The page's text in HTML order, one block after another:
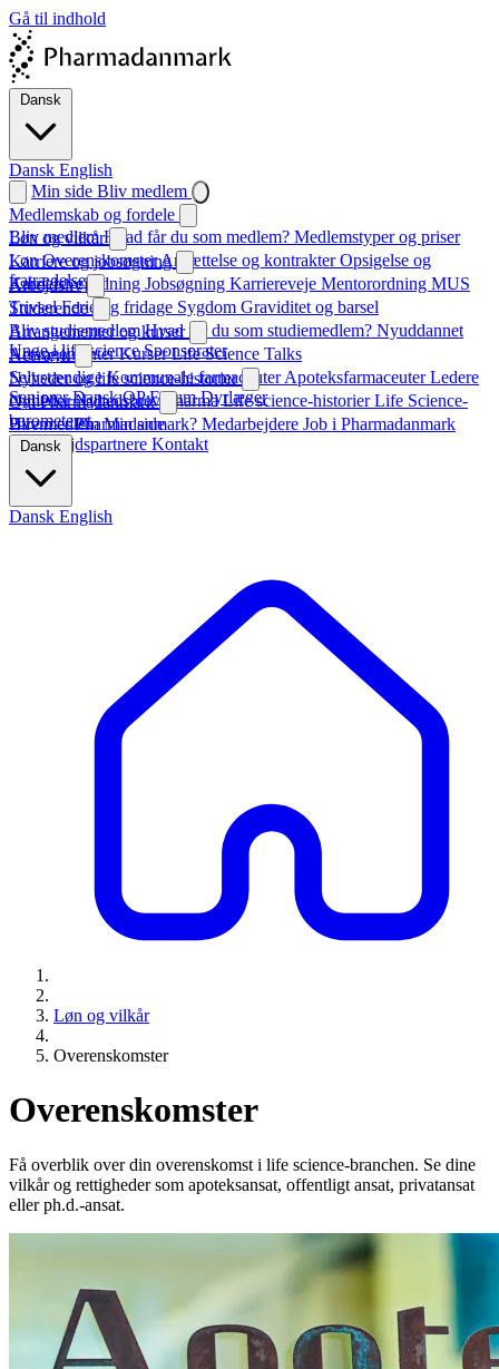
Gå til indhold
Dansk
Dansk English
Min side Bliv medlem
Medlemskab og fordele
Bliv medlemHvad får du som medlem? Medlemstyper og priser
Løn og vilkår
LønOverenskomsterAnsættelse og kontrakterOpsigelse og
fratrædelse
Karriere og jobsøgning
Karrierevejledning Jobsøgning Karriereveje Mentorordning MUS
Arbejdsliv
TrivselFerie og fridage Sygdom Graviditet og barsel
Studerende
Bliv studiemedlemHvad får du som studiemedlem? Nyuddannet
Unge i life scienceSponsorater
Arrangementer og kurser
ArrangementerKurserLife Science Talks
Netværk
SelvstændigeKommunale farmaceuterApoteksfarmaceuterLedere
SeniorerDansk QP ForumDyrlæger
Nyheder og life science-historier
NyhederNyhedsbrev PharmaLife science-historierLife Science-
barometeret
Om Pharmadanmark
Hvem er Pharmadanmark? Medarbejdere Job i Pharmadanmark
Samarbejdspartnere Kontakt
Bliv medlemMin side
Dansk
Dansk English
Løn og vilkår
Overenskomster
Overenskomster
Få overblik over din overenskomst i life science-branchen. Se dine
vilkår og rettigheder som apoteksansat, offentligt ansat, privatansat
eller ph.d.-ansat.